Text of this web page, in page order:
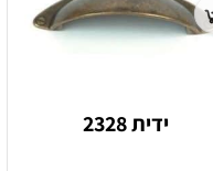
ידית 2328